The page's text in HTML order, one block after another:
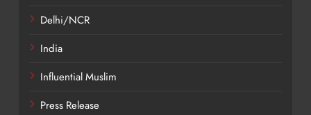
Delhi/NCR
India
Influential Muslim
Press Release